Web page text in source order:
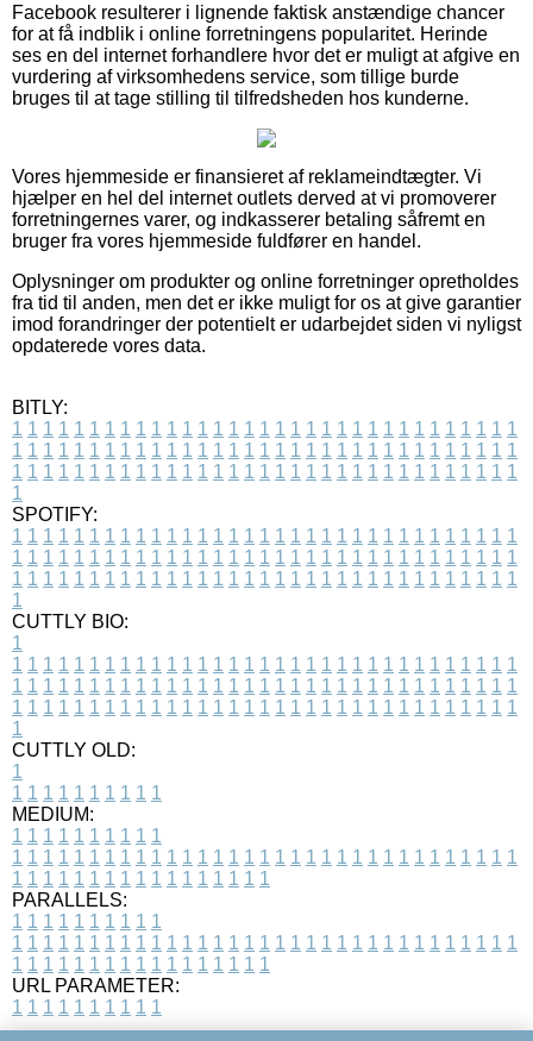
Facebook resulterer i lignende faktisk anstændige chancer
for at få indblik i online forretningens popularitet. Herinde
ses en del internet forhandlere hvor det er muligt at afgive en
vurdering af virksomhedens service, som tillige burde
bruges til at tage stilling til tilfredsheden hos kunderne.
Vores hjemmeside er finansieret af reklameindtægter. Vi
hjælper en hel del internet outlets derved at vi promoverer
forretningernes varer, og indkasserer betaling såfremt en
bruger fra vores hjemmeside fuldfører en handel.
Oplysninger om produkter og online forretninger opretholdes
fra tid til anden, men det er ikke muligt for os at give garantier
imod forandringer der potentielt er udarbejdet siden vi nyligst
opdaterede vores data.
BITLY:
1 1 1 1 1 1 1 1 1 1 1 1 1 1 1 1 1 1 1 1 1 1 1 1 1 1 1 1 1 1 1 1 1
1 1 1 1 1 1 1 1 1 1 1 1 1 1 1 1 1 1 1 1 1 1 1 1 1 1 1 1 1 1 1 1 1
1 1 1 1 1 1 1 1 1 1 1 1 1 1 1 1 1 1 1 1 1 1 1 1 1 1 1 1 1 1 1 1 1
1
SPOTIFY:
1 1 1 1 1 1 1 1 1 1 1 1 1 1 1 1 1 1 1 1 1 1 1 1 1 1 1 1 1 1 1 1 1
1 1 1 1 1 1 1 1 1 1 1 1 1 1 1 1 1 1 1 1 1 1 1 1 1 1 1 1 1 1 1 1 1
1 1 1 1 1 1 1 1 1 1 1 1 1 1 1 1 1 1 1 1 1 1 1 1 1 1 1 1 1 1 1 1 1
1
CUTTLY BIO:
1
1 1 1 1 1 1 1 1 1 1 1 1 1 1 1 1 1 1 1 1 1 1 1 1 1 1 1 1 1 1 1 1 1
1 1 1 1 1 1 1 1 1 1 1 1 1 1 1 1 1 1 1 1 1 1 1 1 1 1 1 1 1 1 1 1 1
1 1 1 1 1 1 1 1 1 1 1 1 1 1 1 1 1 1 1 1 1 1 1 1 1 1 1 1 1 1 1 1 1
1
CUTTLY OLD:
1
1 1 1 1 1 1 1 1 1 1
MEDIUM:
1 1 1 1 1 1 1 1 1 1
1 1 1 1 1 1 1 1 1 1 1 1 1 1 1 1 1 1 1 1 1 1 1 1 1 1 1 1 1 1 1 1 1
1 1 1 1 1 1 1 1 1 1 1 1 1 1 1 1 1
PARALLELS:
1 1 1 1 1 1 1 1 1 1
1 1 1 1 1 1 1 1 1 1 1 1 1 1 1 1 1 1 1 1 1 1 1 1 1 1 1 1 1 1 1 1 1
1 1 1 1 1 1 1 1 1 1 1 1 1 1 1 1 1
URL PARAMETER:
1 1 1 1 1 1 1 1 1 1